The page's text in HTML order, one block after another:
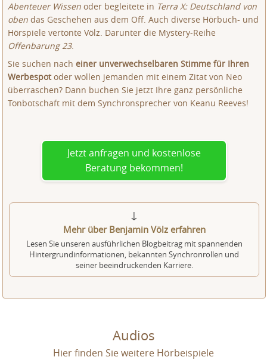
Abenteuer Wissen oder begleitete in Terra X: Deutschland von
oben das Geschehen aus dem Off. Auch diverse Hörbuch- und
Hörspiele vertonte Völz. Darunter die Mystery-Reihe
Offenbarung 23.
Sie suchen nacheiner unverwechselbaren Stimme für Ihren
Werbespotoder wollen jemanden mit einem Zitat von Neo
überraschen? Dann buchen Sie jetzt Ihre ganz persönliche
Tonbotschaft mit dem Synchronsprecher von Keanu Reeves!
Jetzt anfragen und kostenlose
Beratung bekommen!
↓
Mehr über Benjamin Völz erfahren
Lesen Sie unseren ausführlichen Blogbeitrag mit spannenden
Hintergrundinformationen, bekannten Synchronrollen und
seiner beeindruckenden Karriere.
Audios
Hier finden Sie weitere Hörbeispiele